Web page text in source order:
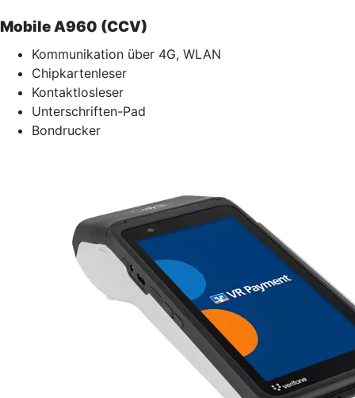
Mobile A960 (CCV)
Kommunikation über 4G, WLAN
Chipkartenleser
Kontaktlosleser
Unterschriften-Pad
Bondrucker